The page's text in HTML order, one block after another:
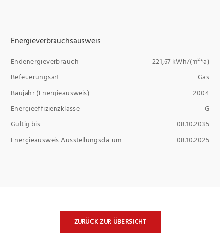
Energieverbrauchsausweis
Endenergieverbrauch
221,67 kWh/(m²*a)
Befeuerungsart
Gas
Baujahr (Energieausweis)
2004
Energieeffizienzklasse
G
Gültig bis
08.10.2035
Energieausweis Ausstellungsdatum
08.10.2025
ZURÜCK ZUR ÜBERSICHT